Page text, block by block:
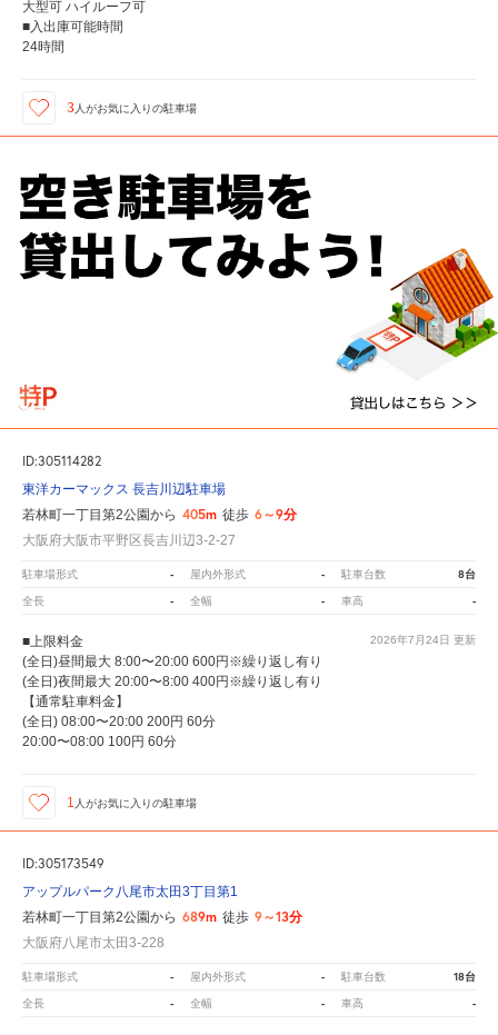
大型可 ハイルーフ可
■入出庫可能時間
24時間
3 人がお気に入りの駐車場
ID:305114282
東洋カーマックス 長吉川辺駐車場
若林町一丁目第2公園から 405m 徒歩 6～9分
大阪府大阪市平野区長吉川辺3-2-27
駐車場形式 - 屋内外形式 - 駐車台数 8台
全長 - 全幅 - 車高 -
2026年7月24日 更新
■上限料金
(全日)昼間最大 8:00〜20:00 600円※繰り返し有り
(全日)夜間最大 20:00〜8:00 400円※繰り返し有り
【通常駐車料金】
(全日) 08:00〜20:00 200円 60分
20:00〜08:00 100円 60分
1 人がお気に入りの駐車場
ID:305173549
アップルパーク八尾市太田3丁目第1
若林町一丁目第2公園から 689m 徒歩 9～13分
大阪府八尾市太田3-228
駐車場形式 - 屋内外形式 - 駐車台数 18台
全長 - 全幅 - 車高 -